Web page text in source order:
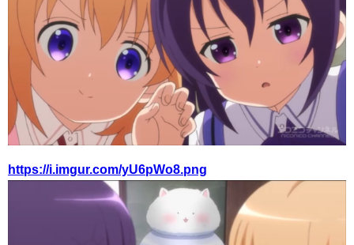
https://i.imgur.com/yU6pWo8.png